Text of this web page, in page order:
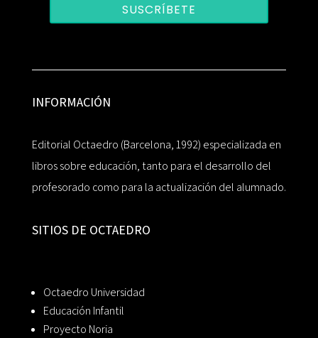
SUSCRÍBETE
INFORMACIÓN
Editorial Octaedro (Barcelona, 1992) especializada en
libros sobre educación, tanto para el desarrollo del
profesorado como para la actualización del alumnado.
SITIOS DE OCTAEDRO
Octaedro Universidad
Educación Infantil
Proyecto Noria